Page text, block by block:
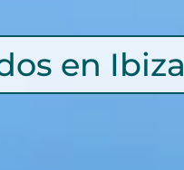
en Ibiza